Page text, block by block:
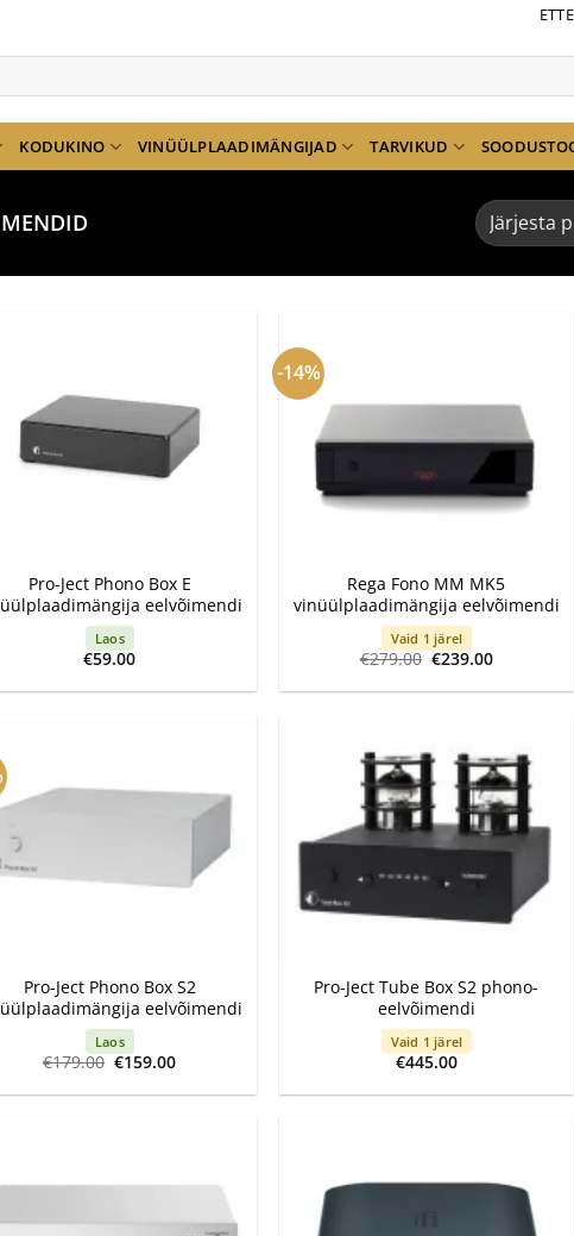
KODUKINO VINÜÜLPLAADIMÄNGIJAD TARVIKUD
Pro-Ject Phono Box E
eelvõimendi
Laos
€59.00
-14%
Rega Fono MM MK5
vinüülplaadimängija eelvõimendi
Vaid 1 järel
€279.00 Algne
oli:
€239.00Current
is:
Pro-Ject Phono Box S2
eelvõimendi
Laos
€179.00 Algne
oli:
€159.00Current
is:
Pro-Ject Tube Box S2 phono-
eelvõimendi
Vaid 1 järel
€445.00